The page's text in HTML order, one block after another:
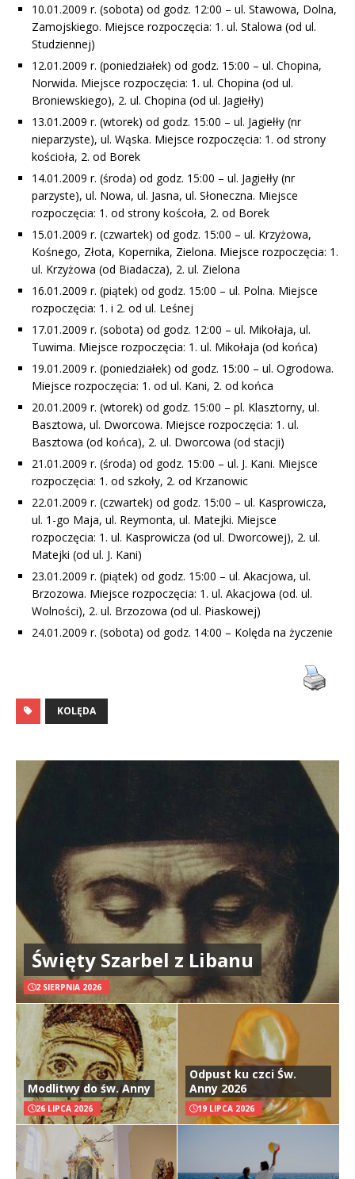
10.01.2009 r. (sobota) od godz. 12:00 – ul. Stawowa, Dolna,
Zamojskiego. Miejsce rozpoczęcia: 1. ul. Stalowa (od ul.
Studziennej)
12.01.2009 r. (poniedziałek) od godz. 15:00 – ul. Chopina,
Norwida. Miejsce rozpoczęcia: 1. ul. Chopina (od ul.
Broniewskiego), 2. ul. Chopina (od ul. Jagiełły)
13.01.2009 r. (wtorek) od godz. 15:00 – ul. Jagiełły (nr
nieparzyste), ul. Wąska. Miejsce rozpoczęcia: 1. od strony
kościoła, 2. od Borek
14.01.2009 r. (środa) od godz. 15:00 – ul. Jagiełły (nr
parzyste), ul. Nowa, ul. Jasna, ul. Słoneczna. Miejsce
rozpoczęcia: 1. od strony koścoła, 2. od Borek
15.01.2009 r. (czwartek) od godz. 15:00 – ul. Krzyżowa,
Kośnego, Złota, Kopernika, Zielona. Miejsce rozpoczęcia: 1.
ul. Krzyżowa (od Biadacza), 2. ul. Zielona
16.01.2009 r. (piątek) od godz. 15:00 – ul. Polna. Miejsce
rozpoczęcia: 1. i 2. od ul. Leśnej
17.01.2009 r. (sobota) od godz. 12:00 – ul. Mikołaja, ul.
Tuwima. Miejsce rozpoczęcia: 1. ul. Mikołaja (od końca)
19.01.2009 r. (poniedziałek) od godz. 15:00 – ul. Ogrodowa.
Miejsce rozpoczęcia: 1. od ul. Kani, 2. od końca
20.01.2009 r. (wtorek) od godz. 15:00 – pl. Klasztorny, ul.
Basztowa, ul. Dworcowa. Miejsce rozpoczęcia: 1. ul.
Basztowa (od końca), 2. ul. Dworcowa (od stacji)
21.01.2009 r. (środa) od godz. 15:00 – ul. J. Kani. Miejsce
rozpoczęcia: 1. od szkoły, 2. od Krzanowic
22.01.2009 r. (czwartek) od godz. 15:00 – ul. Kasprowicza,
ul. 1-go Maja, ul. Reymonta, ul. Matejki. Miejsce
rozpoczęcia: 1. ul. Kasprowicza (od ul. Dworcowej), 2. ul.
Matejki (od ul. J. Kani)
23.01.2009 r. (piątek) od godz. 15:00 – ul. Akacjowa, ul.
Brzozowa. Miejsce rozpoczęcia: 1. ul. Akacjowa (od. ul.
Wolności), 2. ul. Brzozowa (od ul. Piaskowej)
24.01.2009 r. (sobota) od godz. 14:00 – Kolęda na życzenie
KOLĘDA
Święty Szarbel z Libanu
2 SIERPNIA 2026
Modlitwy do św. Anny
26 LIPCA 2026
Odpust ku czci Św.
Anny 2026
19 LIPCA 2026